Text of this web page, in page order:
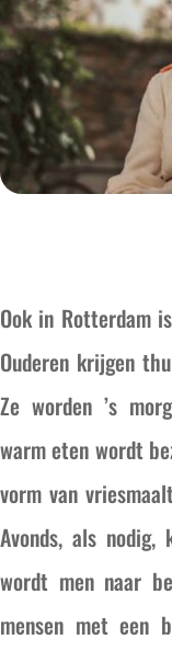
Ook in Rotterdam
Ouderen krijgen
Ze worden ’s
warm eten wordt
vorm van
Avonds, als
wordt men naar
mensen met een